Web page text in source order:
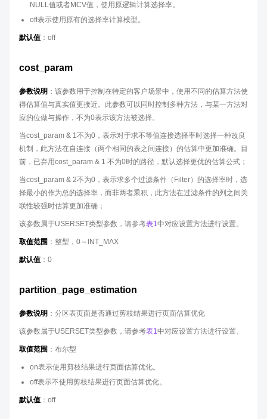
NULL值或者MCV值，使用原逻辑计算选择率。
off表示使用原有的选择率计算模型。
默认值 ：off
cost_param
参数说明 ：该参数用于控制在特定的客户场景中，使用不同的估算方法使
得估算值与真实值更接近。此参数可以同时控制多种方法，与某一方法对
应的位做与操作，不为0表示该方法被选择。
当cost_param & 1不为0，表示对于求不等值连接选择率时选择一种改良
机制，此方法在自连接（两个相同的表之间连接）的估算中更加准确。目
前，已弃用cost_param & 1 不为0时的路径，默认选择更优的估算公式；
当cost_param & 2不为0，表示求多个过滤条件（Filter）的选择率时，选
择最小的作为总的选择率，而非两者乘积，此方法在过滤条件的列之间关
联性较强时估算更加准确；
该参数属于USERSET类型参数，请参考表1中对应设置方法进行设置。
取值范围 ：整型，0～INT_MAX
默认值 ：0
partition_page_estimation
参数说明 ：分区表页面是否通过剪枝结果进行页面估算优化
该参数属于USERSET类型参数，请参考表1中对应设置方法进行设置。
取值范围 ：布尔型
on表示使用剪枝结果进行页面估算优化。
off表示不使用剪枝结果进行页面估算优化。
默认值 ：off